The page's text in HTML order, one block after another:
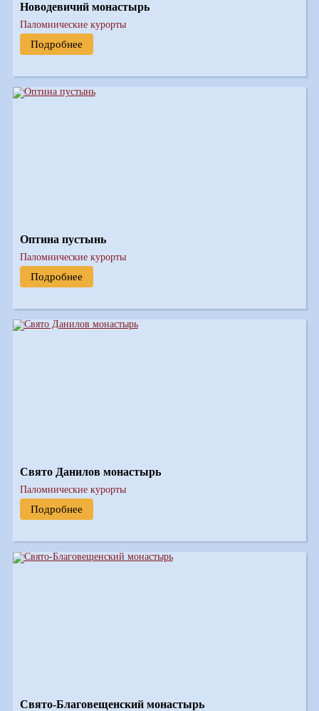
Новодевичий монастырь
Паломнические курорты
Подробнее
Оптина пустынь
Паломнические курорты
Подробнее
Свято Данилов монастырь
Паломнические курорты
Подробнее
Свято-Благовещенский монастырь